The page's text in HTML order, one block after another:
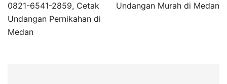
0821-6541-2859, Cetak
Undangan Pernikahan di
Medan
Undangan Murah di Medan